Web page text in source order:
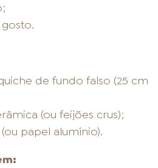
de fundo falso (25 cm
(ou feijões crus);
papel alumínio).